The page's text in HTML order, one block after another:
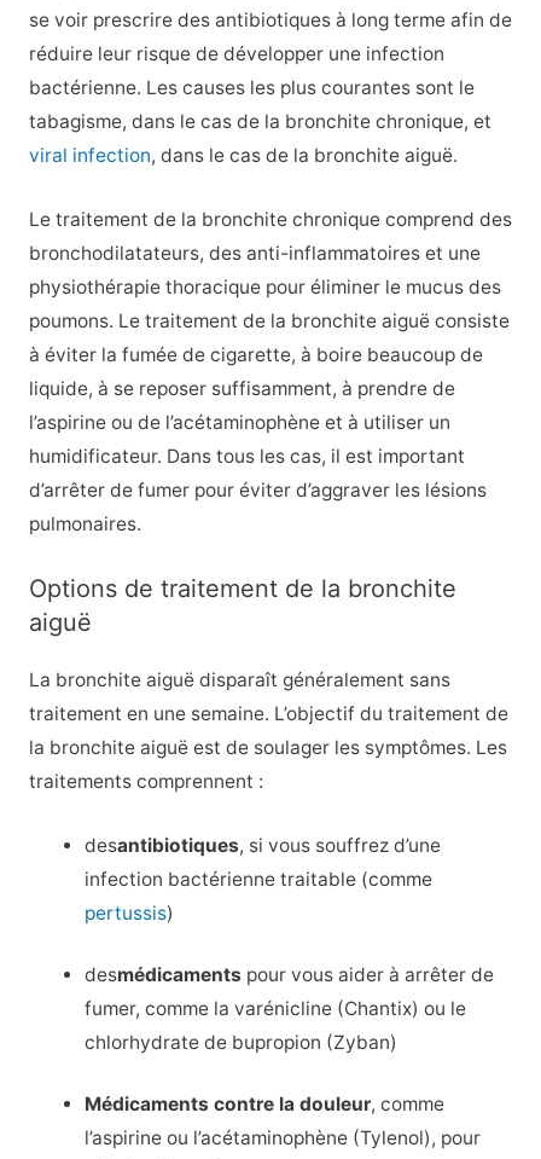
se voir prescrire des antibiotiques à long terme afin de
réduire leur risque de développer une infection
bactérienne. Les causes les plus courantes sont le
tabagisme, dans le cas de la bronchite chronique, et
viral infection, dans le cas de la bronchite aiguë.
Le traitement de la bronchite chronique comprend des
bronchodilatateurs, des anti-inflammatoires et une
physiothérapie thoracique pour éliminer le mucus des
poumons. Le traitement de la bronchite aiguë consiste
à éviter la fumée de cigarette, à boire beaucoup de
liquide, à se reposer suffisamment, à prendre de
l’aspirine ou de l’acétaminophène et à utiliser un
humidificateur. Dans tous les cas, il est important
d’arrêter de fumer pour éviter d’aggraver les lésions
pulmonaires.
Options de traitement de la bronchite
aiguë
La bronchite aiguë disparaît généralement sans
traitement en une semaine. L’objectif du traitement de
la bronchite aiguë est de soulager les symptômes. Les
traitements comprennent :
desantibiotiques, si vous souffrez d’une
infection bactérienne traitable (comme
pertussis)
desmédicaments pour vous aider à arrêter de
fumer, comme la varénicline (Chantix) ou le
chlorhydrate de bupropion (Zyban)
Médicaments contre la douleur, comme
l’aspirine ou l’acétaminophène (Tylenol), pour